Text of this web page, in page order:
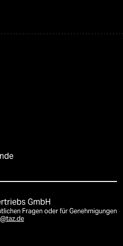
GmbH
Fragen oder für Genehmigungen